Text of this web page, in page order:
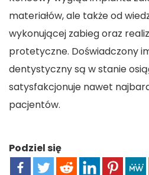
materiałów, ale także od
wykonującej zabieg oraz
protetyczne. Doświadczony
dentystyczny są w stanie
satysfakcjonuje nawet
pacjentów.
Podziel się